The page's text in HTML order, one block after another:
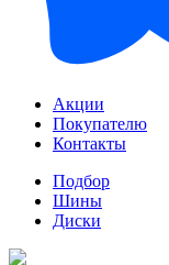
Акции
Покупателю
Контакты
Подбор
Шины
Диски